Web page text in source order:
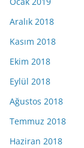
Aralık 2018
Kasım 2018
Ekim 2018
Eylül 2018
Ağustos 2018
Temmuz 2018
Haziran 2018